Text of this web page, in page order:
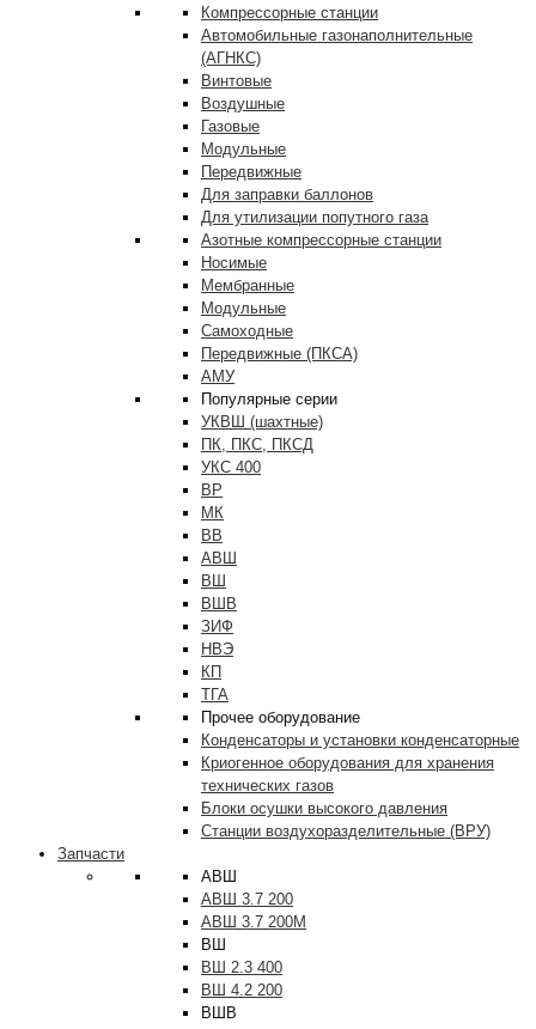
Компрессорные станции
Автомобильные газонаполнительные
(АГНКС)
Винтовые
Воздушные
Газовые
Модульные
Передвижные
Для заправки баллонов
Для утилизации попутного газа
Азотные компрессорные станции
Носимые
Мембранные
Модульные
Самоходные
Передвижные (ПКСА)
АМУ
Популярные серии
УКВШ (шахтные)
ПК, ПКС, ПКСД
УКС 400
ВР
МК
ВВ
АВШ
ВШ
ВШВ
ЗИФ
НВЭ
КП
ТГА
Прочее оборудование
Конденсаторы и установки конденсаторные
Криогенное оборудования для хранения
технических газов
Блоки осушки высокого давления
Станции воздухоразделительные (ВРУ)
Запчасти
АВШ
АВШ 3.7 200
АВШ 3.7 200М
ВШ
ВШ 2.3 400
ВШ 4.2 200
ВШВ